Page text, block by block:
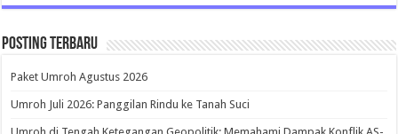
Posting Terbaru
Paket Umroh Agustus 2026
Umroh Juli 2026: Panggilan Rindu ke Tanah Suci